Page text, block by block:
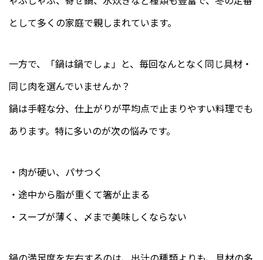
として多くの家庭で親しまれています。
一方で、「鍋は鍋でしょ」と、毎回なんとなく同じ具材・
同じ肉を選んでいませんか？
鍋は手軽な分、仕上がりが平均点で止まりやすい料理でも
あります。特に多いのが次の悩みです。
・肉が硬い、パサつく
・途中から脂が重くて箸が止まる
・スープが薄く、〆まで美味しくならない